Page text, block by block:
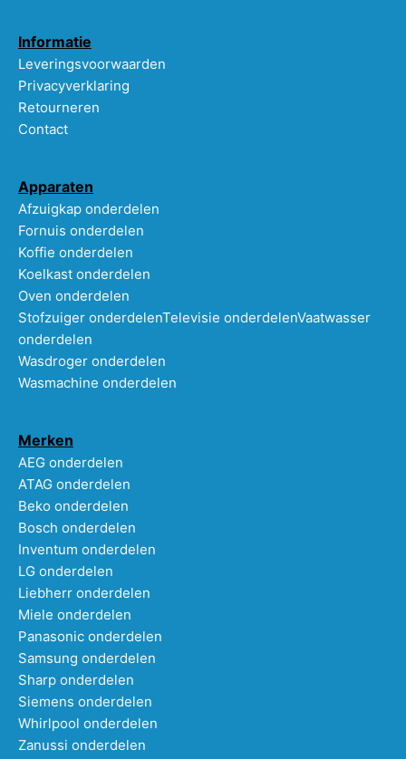
Informatie
Leveringsvoorwaarden
Privacyverklaring
Retourneren
Contact
Apparaten
Afzuigkap onderdelen
Fornuis onderdelen
Koffie onderdelen
Koelkast onderdelen
Oven onderdelen
Stofzuiger onderdelenTelevisie onderdelenVaatwasser
onderdelen
Wasdroger onderdelen
Wasmachine onderdelen
Merken
AEG onderdelen
ATAG onderdelen
Beko onderdelen
Bosch onderdelen
Inventum onderdelen
LG onderdelen
Liebherr onderdelen
Miele onderdelen
Panasonic onderdelen
Samsung onderdelen
Sharp onderdelen
Siemens onderdelen
Whirlpool onderdelen
Zanussi onderdelen